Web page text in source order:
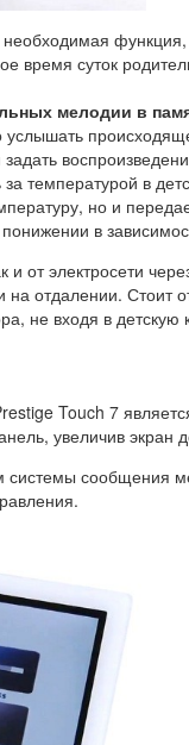
необходимая
время суток
мелодии в
за температурой в
но и
в
от электросети
на отдалении. Стоит
не входя в детскую
Touch 7
увеличив экран
сообщения